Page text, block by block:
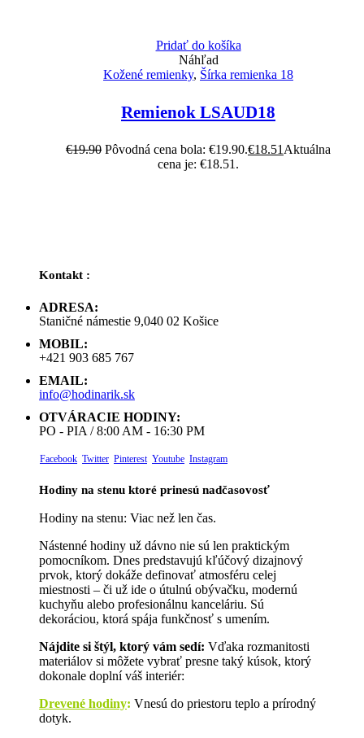
Pridať do košíka
Náhľad
Kožené remienky, Šírka remienka 18
Remienok LSAUD18
€19.90 Pôvodná cena bola: €19.90.€18.51 Aktuálna
cena je: €18.51.
Kontakt :
ADRESA:
Staničné námestie 9,040 02 Košice
MOBIL:
+421 903 685 767
EMAIL:
info@hodinarik.sk
OTVÁRACIE HODINY:
PO - PIA / 8:00 AM - 16:30 PM
Facebook Twitter Pinterest Youtube Instagram
Hodiny na stenu ktoré prinesú nadčasovosť
Hodiny na stenu: Viac než len čas.
Nástenné hodiny už dávno nie sú len praktickým
pomocníkom. Dnes predstavujú kľúčový dizajnový
prvok, ktorý dokáže definovať atmosféru celej
miestnosti – či už ide o útulnú obývačku, modernú
kuchyňu alebo profesionálnu kanceláriu. Sú
dekoráciou, ktorá spája funkčnosť s umením.
Nájdite si štýl, ktorý vám sedí: Vďaka rozmanitosti
materiálov si môžete vybrať presne taký kúsok, ktorý
dokonale doplní váš interiér:
Drevené hodiny: Vnesú do priestoru teplo a prírodný
dotyk.